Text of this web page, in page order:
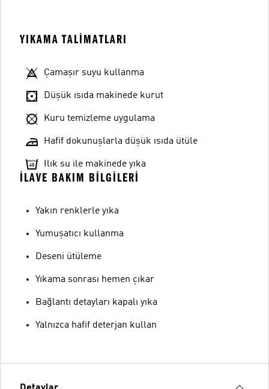
YIKAMA TALIMATLARI
Çamaşır suyu kullanma
Düşük ısıda makinede kurut
Kuru temizleme uygulama
Hafif dokunuşlarla düşük ısıda ütüle
Ilık su ile makinede yıka
İLAVE BAKIM BILGILERI
Yakın renklerle yıka
Yumuşatıcı kullanma
Deseni ütüleme
Yıkama sonrası hemen çıkar
Bağlantı detayları kapalı yıka
Yalnızca hafif deterjan kullan